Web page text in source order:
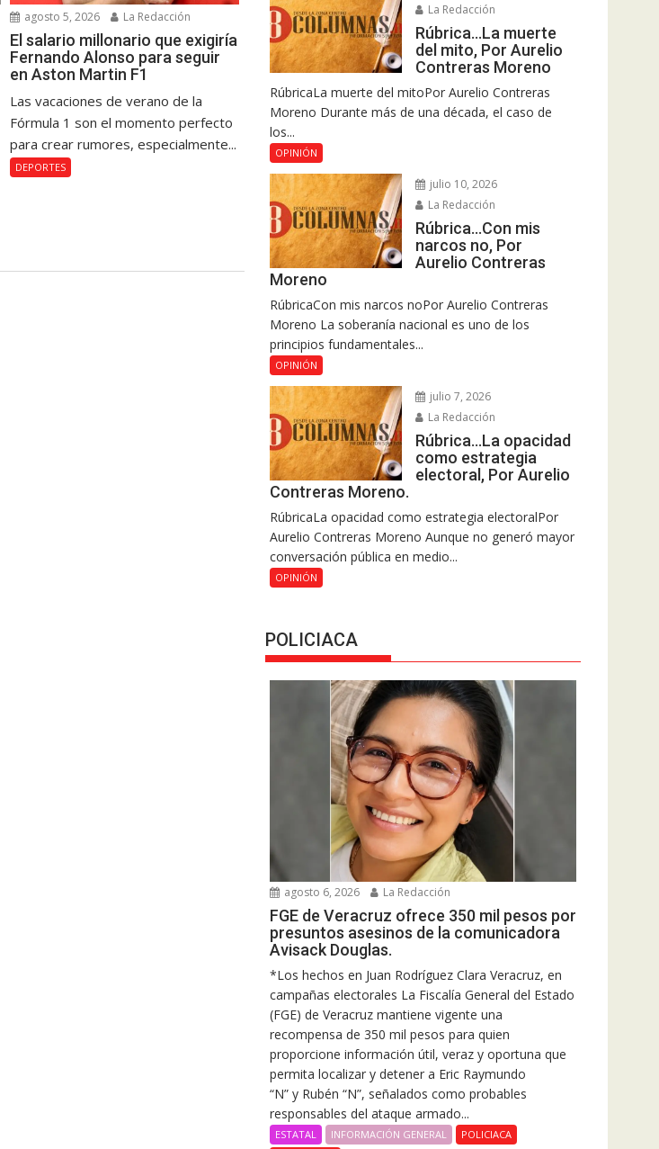
agosto 5, 2026 La Redacción
El salario millonario que exigiría
Fernando Alonso para seguir
en Aston Martin F1
Las vacaciones de verano de la
Fórmula 1 son el momento perfecto
para crear rumores, especialmente...
DEPORTES
La Redacción
Rúbrica…La muerte
del mito, Por Aurelio
Contreras Moreno
RúbricaLa muerte del mitoPor Aurelio Contreras
Moreno Durante más de una década, el caso de
los...
OPINIÓN
julio 10, 2026
La Redacción
Rúbrica…Con mis
narcos no, Por
Aurelio Contreras
Moreno
RúbricaCon mis narcos noPor Aurelio Contreras
Moreno La soberanía nacional es uno de los
principios fundamentales...
OPINIÓN
julio 7, 2026
La Redacción
Rúbrica…La opacidad
como estrategia
electoral, Por Aurelio
Contreras Moreno.
RúbricaLa opacidad como estrategia electoralPor
Aurelio Contreras Moreno Aunque no generó mayor
conversación pública en medio...
OPINIÓN
POLICIACA
agosto 6, 2026 La Redacción
FGE de Veracruz ofrece 350 mil pesos por
presuntos asesinos de la comunicadora
Avisack Douglas.
*Los hechos en Juan Rodríguez Clara Veracruz, en
campañas electorales La Fiscalía General del Estado
(FGE) de Veracruz mantiene vigente una
recompensa de 350 mil pesos para quien
proporcione información útil, veraz y oportuna que
permita localizar y detener a Eric Raymundo
“N” y Rubén “N”, señalados como probables
responsables del ataque armado...
ESTATAL INFORMACIÓN GENERAL
POLICIACA